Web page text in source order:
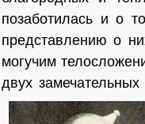
позаботилась и о
представлению о
могучим
двух